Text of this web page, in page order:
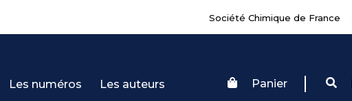
Société Chimique de France
Les numéros Les auteurs Panier